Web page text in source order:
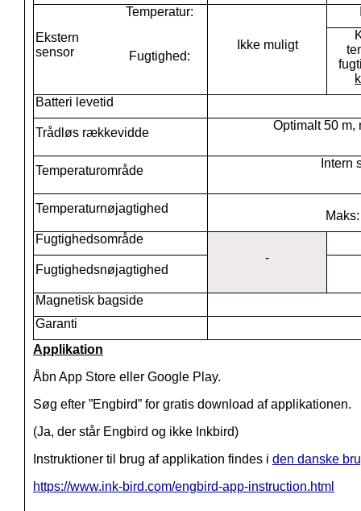
Ekstern
sensor
Temperatur:
Ikke muligt
Fugtighed:
Batteri levetid
Trådløs rækkevidde
Optimalt 50
Temperaturområde
Intern
Temperaturnøjagtighed
Fugtighedsområde
-
Fugtighedsnøjagtighed
Magnetisk bagside
Garanti
Applikation
Åbn App Store eller Google Play.
Søg efter ”Engbird” for gratis download af applikationen.
(Ja, der står Engbird og ikke Inkbird)
Instruktioner til brug af applikation findes i den danske
https://www.ink-bird.com/engbird-app-instruction.html